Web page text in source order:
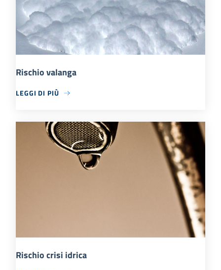
Rischio valanga
LEGGI DI PIÙ
Rischio crisi idrica